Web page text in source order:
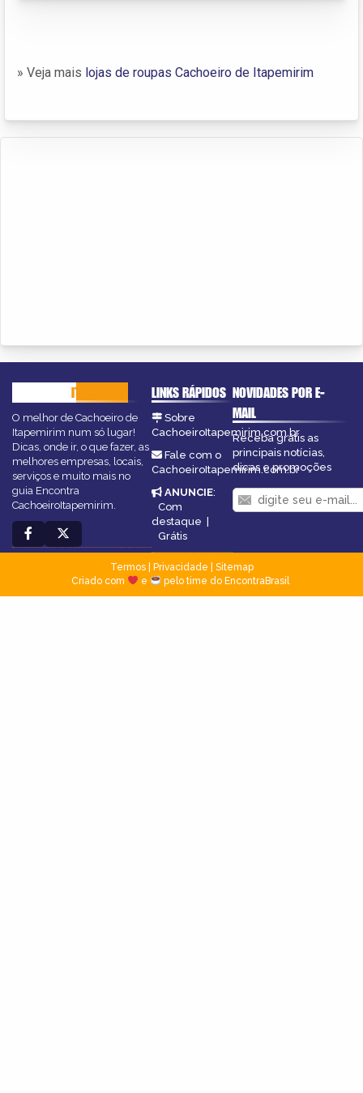
» Veja mais lojas de roupas Cachoeiro de Itapemirim
ITAPEMIRIM
O melhor de Cachoeiro de
Itapemirim num só lugar!
Dicas, onde ir, o que fazer, as
melhores empresas, locais,
serviços e muito mais no
guia Encontra
CachoeiroItapemirim.
LINKS RÁPIDOS
Sobre
CachoeiroItapemirim.com.br
Fale com o
CachoeiroItapemirim.com.br
ANUNCIE:
Com
destaque |
Grátis
NOVIDADES POR E-
MAIL
Receba grátis as
principais notícias,
dicas e promoções
Termos| Privacidade
Sitemap
Criado com
e pelo time do EncontraBrasil